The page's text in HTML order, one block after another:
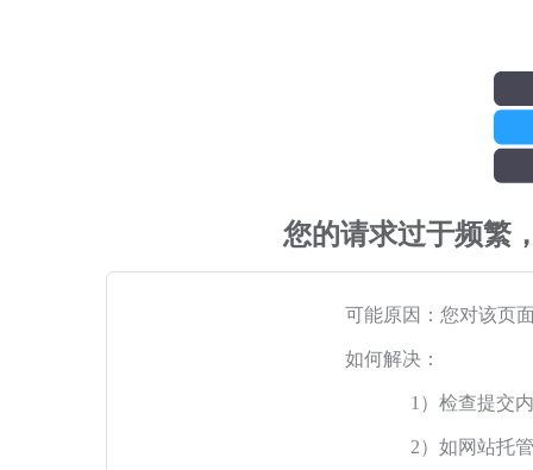
您的请求过于频繁
可能原因：您对该页
如何解决：
1）检查提交
2）如网站托